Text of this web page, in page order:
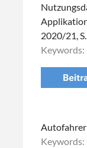
2020/21,
Keywords:
Keywords: